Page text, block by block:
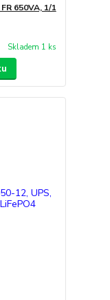
650VA, 1/1
Skladem 1 ks